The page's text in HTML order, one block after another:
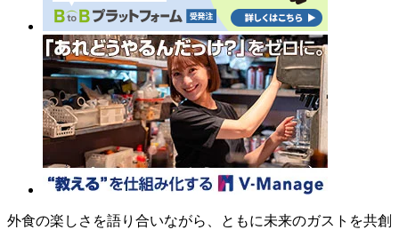
外食の楽しさを語り合いながら、ともに未来のガストを共創